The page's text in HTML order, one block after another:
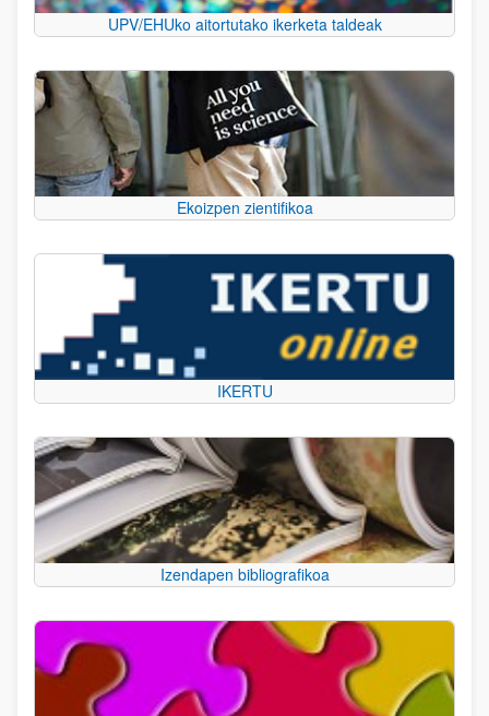
UPV/EHUko aitortutako ikerketa taldeak
Ekoizpen zientifikoa
IKERTU
Izendapen bibliografikoa